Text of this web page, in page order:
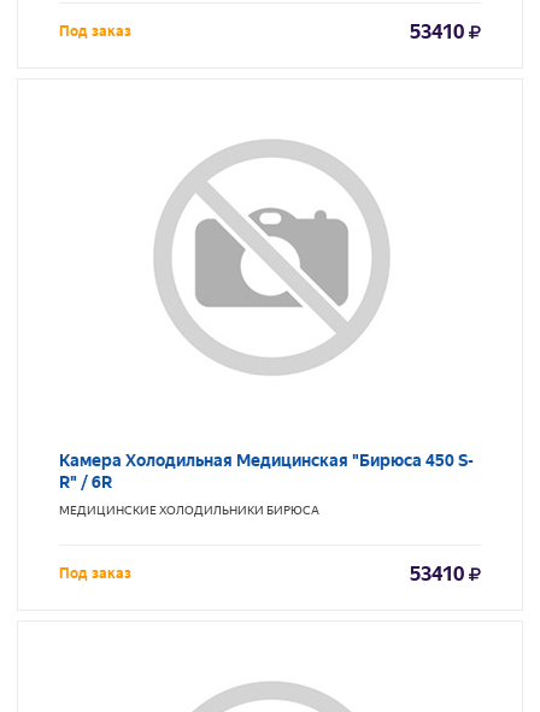
Под заказ 53410
Камера Холодильная Медицинская "Бирюса 450 S-
R" / 6R
МЕДИЦИНСКИЕ ХОЛОДИЛЬНИКИ БИРЮСА
Под заказ 53410